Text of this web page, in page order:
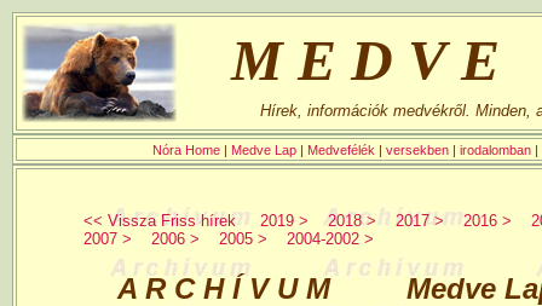
Hírek, információk medvékről. Minden,
Nóra Home | Medve Lap | Medvefélék | versekben | irodalomban |
<< Vissza Friss hírek 2019 > 2018 > 2017 > 2016 >
2007 >
2006 > 2005 > 2004-2002 >
A R C H Í V U M Medve